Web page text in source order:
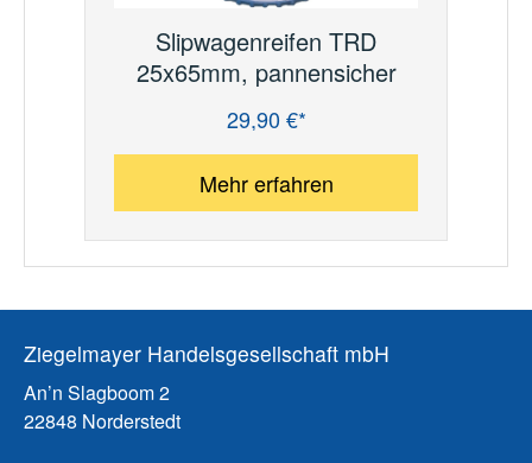
Slipwagenreifen TRD
25x65mm, pannensicher
Regulärer Preis:29,90 €*
Mehr erfahren
Ziegelmayer Handelsgesellschaft mbH
An’n Slagboom 2
22848 Norderstedt